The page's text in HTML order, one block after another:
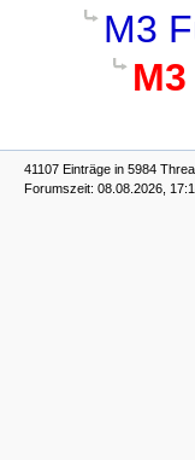
M3
41107 Einträge in 5984
Forumszeit: 08.08.2026,